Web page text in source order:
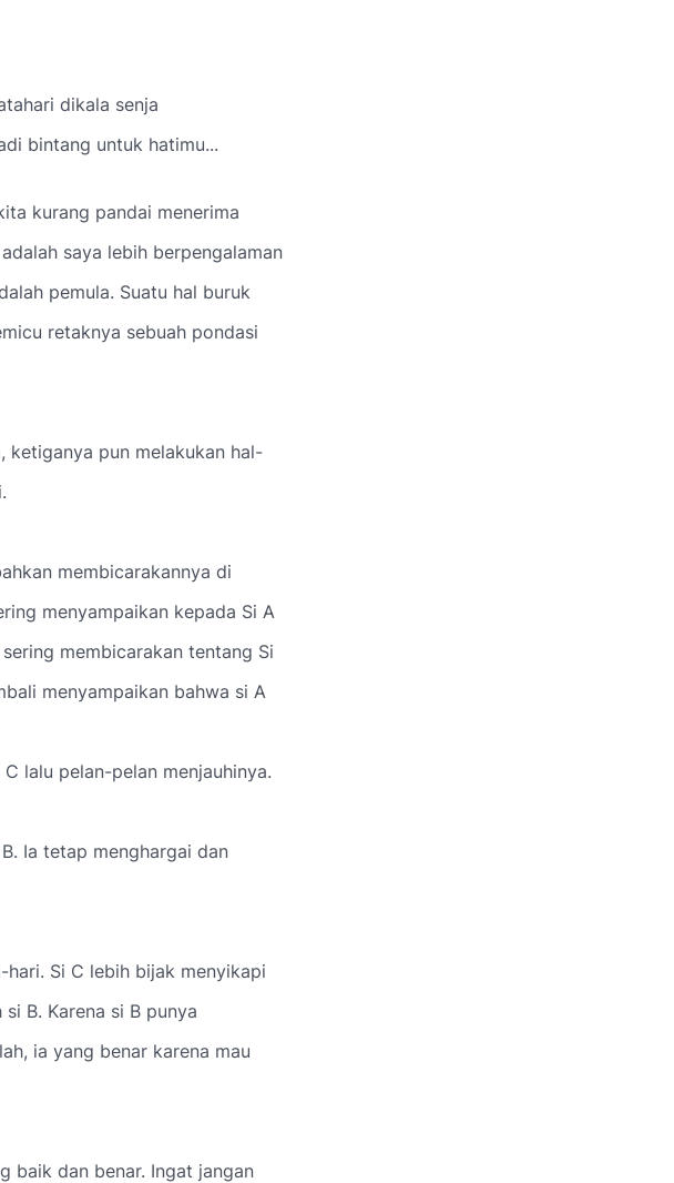
dikala senja
bintang untuk hatimu...
kurang pandai menerima
saya lebih berpengalaman
pemula. Suatu hal buruk
retaknya sebuah pondasi
ketiganya pun melakukan hal-
membicarakannya di
menyampaikan kepada Si A
membicarakan tentang Si
menyampaikan bahwa si A
lalu pelan-pelan menjauhinya.
Ia tetap menghargai dan
Si C lebih bijak menyikapi
B. Karena si B punya
ia yang benar karena mau
baik dan benar. Ingat jangan